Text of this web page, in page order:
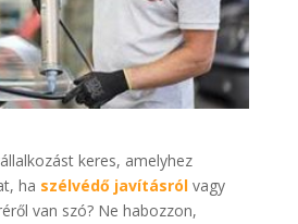
keres, amelyhez
ha szélvédő javításrólvagy
van szó? Ne habozzon,